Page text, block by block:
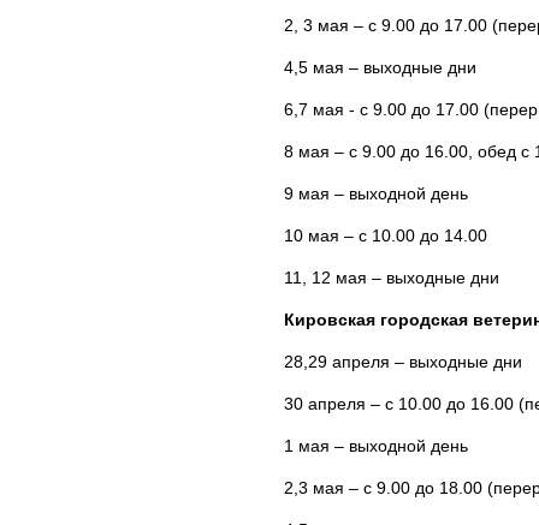
2, 3 мая – с 9.00 до 17.00
4,5 мая – выходные дни
6,7 мая - с 9.00 до 17.00
8 мая – с 9.00 до 16.00, обед с
9 мая – выходной день
10 мая – с 10.00 до 14.00
11, 12 мая – выходные дни
Кировская городская
28,29 апреля – выходные дни
30 апреля – с 10.00 до 16.00
1 мая – выходной день
2,3 мая – с 9.00 до 18.00